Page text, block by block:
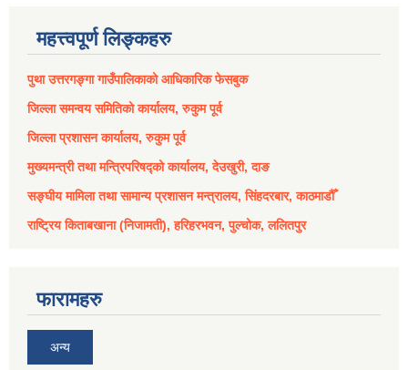
महत्त्वपूर्ण लिङ्कहरु
पुथा उत्तरगङ्गा गाउँपालिकाको आधिकारिक फेसबुक
जिल्ला समन्वय समितिको कार्यालय, रुकुम पूर्व
जिल्ला प्रशासन कार्यालय, रुकुम पूर्व
मुख्यमन्त्री तथा मन्त्रिपरिषद्को कार्यालय, देउखुरी, दाङ
सङ्घीय मामिला तथा सामान्य प्रशासन मन्त्रालय, सिंहदरबार, काठमाडौँ
राष्ट्रिय किताबखाना (निजामती), हरिहरभवन, पुल्चोक, ललितपुर
फारामहरु
अन्य